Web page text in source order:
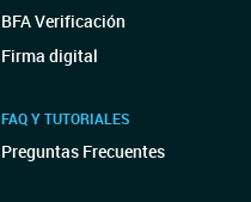
BFA Verificación
Firma digital
FAQ Y TUTORIALES
Preguntas Frecuentes